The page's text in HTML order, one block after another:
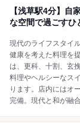
【浅草駅4分】
な空間で過ごすひ
現代のライフスタイ
健康を考えた料理を
は、更科、十割、玄
料理やヘルシーなス
ります。店内にはオ
完備。現代と和が融